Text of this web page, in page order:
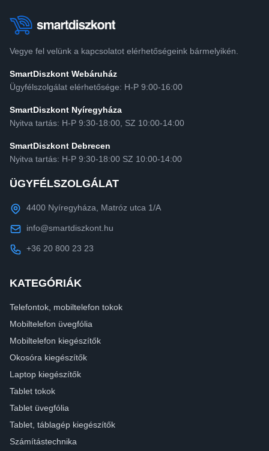
Vegye fel velünk a kapcsolatot elérhetőségeink bármelyikén.
SmartDiszkont Webáruház
Ügyfélszolgálat elérhetősége: H-P 9:00-16:00
SmartDiszkont Nyíregyháza
Nyitva tartás: H-P 9:30-18:00, SZ 10:00-14:00
SmartDiszkont Debrecen
Nyitva tartás: H-P 9:30-18:00 SZ 10:00-14:00
ÜGYFÉLSZOLGÁLAT
4400 Nyíregyháza, Matróz utca 1/A
info@smartdiszkont.hu
+36 20 800 23 23
KATEGÓRIÁK
Telefontok, mobiltelefon tokok
Mobiltelefon üvegfólia
Mobiltelefon kiegészítők
Okosóra kiegészítők
Laptop kiegészítők
Tablet tokok
Tablet üvegfólia
Tablet, táblagép kiegészítők
Számítástechnika